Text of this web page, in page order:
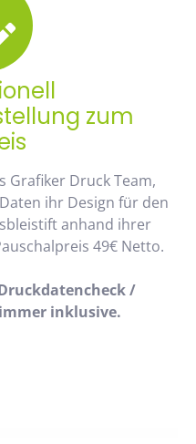
zum
Grafiker Druck Team,
ihr Design für den
anhand ihrer
49€ Netto.
/
inklusive.